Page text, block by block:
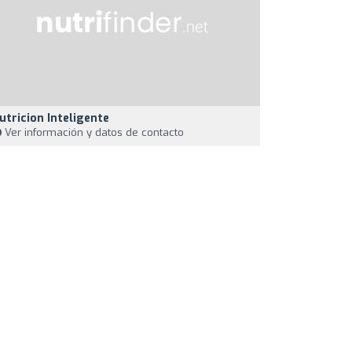
Inteligente
Ver información y datos de contacto